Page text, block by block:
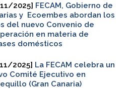
2025] FECAM, Gobierno de
y Ecoembes abordan los
del nuevo Convenio de
en materia de
domésticos
2025] La FECAM celebra un
Comité Ejecutivo en
(Gran Canaria)